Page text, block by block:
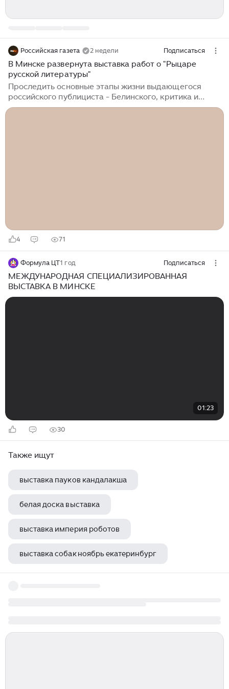
Российская газета 2 недели Подписаться
В Минске развернута выставка работ о "Рыцаре
русской литературы"
Проследить основные этапы жизни выдающегося
российского публициста - Белинского, критика и
философа, увидеть его окружение и оценить влияние,
4 71
Формула ЦТ1 год Подписаться
МЕЖДУНАРОДНАЯ СПЕЦИАЛИЗИРОВАННАЯ
ВЫСТАВКА В МИНСКЕ
01:23
30
Также ищут
выставка пауков кандалакша
белая доска выставка
выставка империя роботов
выставка собак ноябрь екатеринбург